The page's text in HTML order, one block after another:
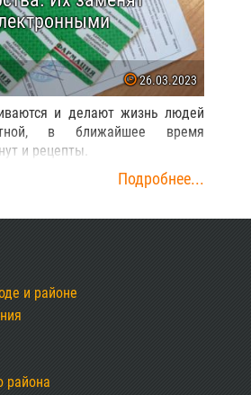
26.03.2023
и делают жизнь людей
в ближайшее время
и рецепты.
Подробнее...
и районе
района